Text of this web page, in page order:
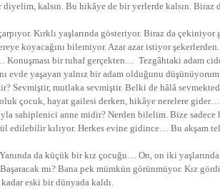
diyelim, kalsın. Bu hikâye de bir yerlerde kalsın. Biraz
Kırklı yaşlarında gösteriyor. Biraz da çekiniyor
koyacağını bilemiyor. Azar azar istiyor
Konuşması bir tuhaf gerçekten… Tezgâhtaki adam
evde yaşayan yalnız bir adam olduğunu
Sevmiştir, mutlaka sevmiştir. Belki de hâlâ
çocuk, hayat gailesi derken, hikâye nerelere gider…
sahiplenici anne midir? Nerden bilelim. Bize sadece
edilebilir kılıyor. Herkes evine gidince… Bu akşam
da küçük bir kız çocuğu… On, on iki
mı? Bana pek mümkün görünmüyor. Kız
eski bir dünyada kaldı.